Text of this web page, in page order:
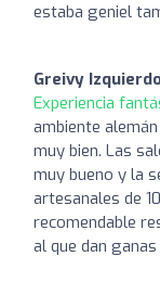
estaba geniel
Greivy
Experiencia
ambiente
muy bien. Las
muy bueno y la
artesanales de
recomendable
al que dan